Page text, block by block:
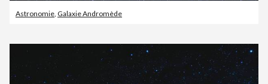
Astronomie Galaxie Andromède